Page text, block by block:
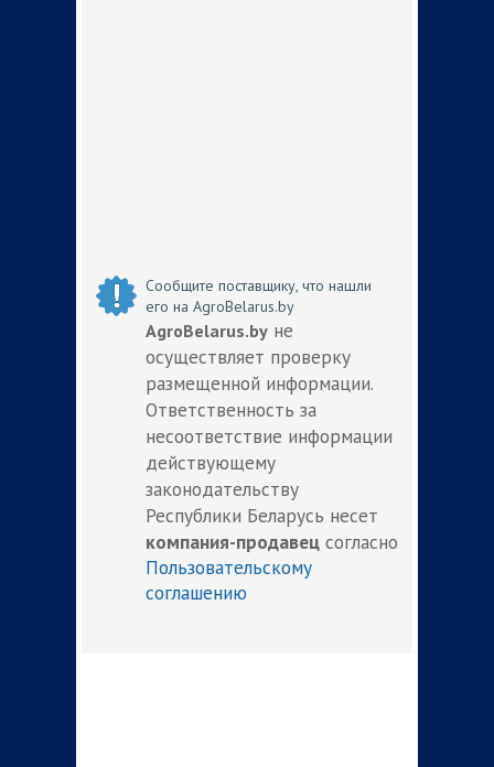
Сообщите поставщику, что нашли
его на AgroBelarus.by
AgroBelarus.by не
осуществляет проверку
размещенной информации.
Ответственность за
несоответствие информации
действующему
законодательству
Республики Беларусь несет
компания-продавец согласно
Пользовательскому
соглашению